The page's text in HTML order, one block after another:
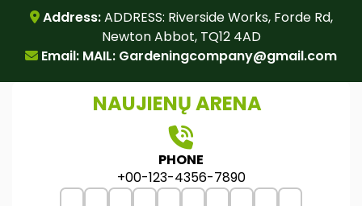
content
Address:ADDRESS: Riverside Works, Forde Rd,
Newton Abbot, TQ12 4AD
Email: MAIL: Gardeningcompany@gmail.com
NAUJIENŲ ARENA
PHONE
+00-123-4356-7890